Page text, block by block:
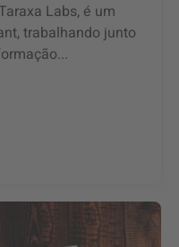
Labs, é um
trabalhando junto